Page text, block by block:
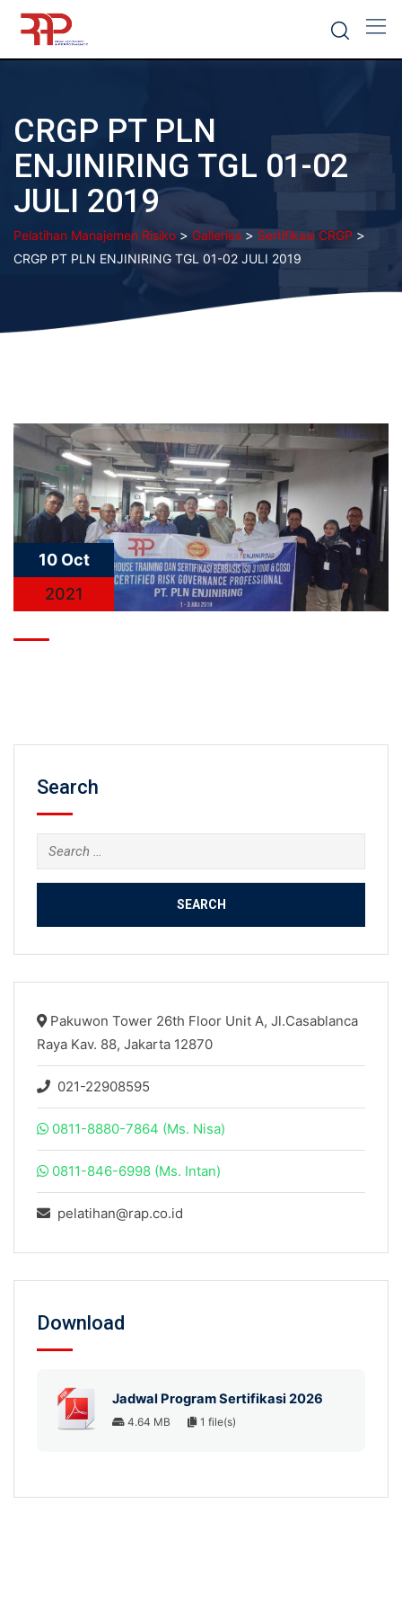
Skip
content
CRGP PT PLN
ENJINIRING TGL 01-02
JULI 2019
Pelatihan Manajemen Risiko > Galleries > Sertifikasi CRGP >
CRGP PT PLN ENJINIRING TGL 01-02 JULI 2019
10 Oct
2021
Search
Search
for:
Pakuwon Tower 26th Floor Unit A, Jl.Casablanca
Raya Kav. 88, Jakarta 12870
021-22908595
0811-8880-7864 (Ms. Nisa)
0811-846-6998 (Ms. Intan)
pelatihan@rap.co.id
Download
Jadwal Program Sertifikasi 2026
4.64 MB 1 file(s)